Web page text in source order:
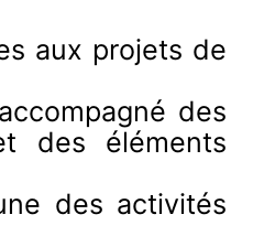
aux projets de
des
des éléments
des activités